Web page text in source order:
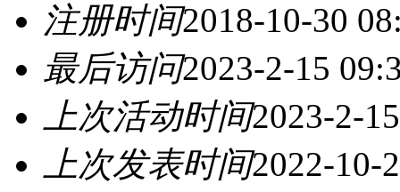
注册时间2018-10-30
最后访问2023-2-15
上次活动时间2023-2-
上次发表时间2022-10-